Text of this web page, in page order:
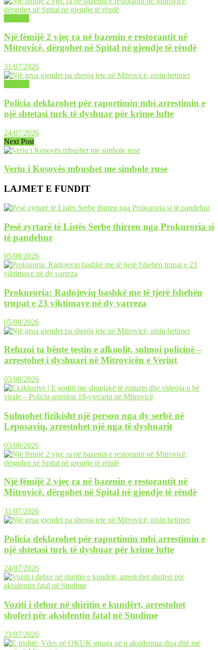
Një fëmijë 2 vjeç ra në bazenin e restorantit në
Mitrovicë, dërgohet në Spital në gjendje të rëndë
31/07/2026
Policia deklarohet për raportimin mbi arrestimin e
një shtetasi turk të dyshuar për krime lufte
24/07/2026
Next Post
Veriu i Kosovës mbushet me simbole ruse
LAJMET E FUNDIT
Pesë zyrtarë të Listës Serbe thirren nga Prokuroria si
të pandehur
05/08/2026
Prokuroria: Radojeviq bashkë me të tjerë fshehën
trupat e 23 viktimave në dy varreza
05/08/2026
Refuzoi ta bënte testin e alkoolit, sulmoi policinë –
arrestohet i dyshuari në Mitrovicën e Veriut
03/08/2026
Sulmohet fizikisht një person nga dy serbë në
Leposaviq, arrestohet një nga të dyshuarit
03/08/2026
Një fëmijë 2 vjeç ra në bazenin e restorantit në
Mitrovicë, dërgohet në Spital në gjendje të rëndë
31/07/2026
Policia deklarohet për raportimin mbi arrestimin e
një shtetasi turk të dyshuar për krime lufte
24/07/2026
Voziti i dehur në shiritin e kundërt, arrestohet
shoferi për aksidentin fatal në Studime
23/07/2026